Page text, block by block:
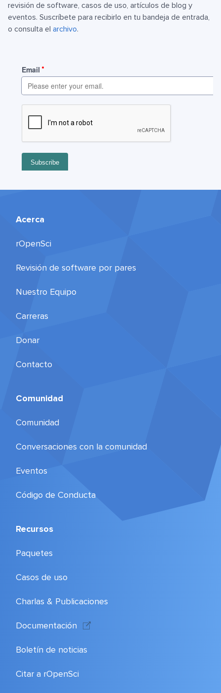
revisión de software, casos de uso, artículos de blog y
eventos. Suscríbete para recibirlo en tu bandeja de entrada,
o consulta el archivo.
Acerca
rOpenSci
Revisión de software por pares
Nuestro Equipo
Carreras
Donar
Contacto
Comunidad
Comunidad
Conversaciones con la comunidad
Eventos
Código de Conducta
Recursos
Paquetes
Casos de uso
Charlas & Publicaciones
Documentación
Boletín de noticias
Citar a rOpenSci